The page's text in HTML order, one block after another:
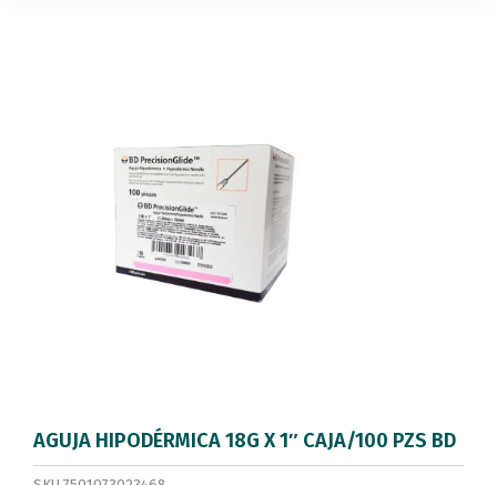
AGUJA HIPODÉRMICA 18G X 1″ CAJA/100 PZS BD